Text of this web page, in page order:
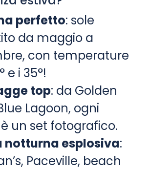
perfetto: sole
da maggio a
con temperature
e i 35°!
top: da Golden
Lagoon, ogni
un set fotografico.
notturna esplosiva:
Paceville, beach